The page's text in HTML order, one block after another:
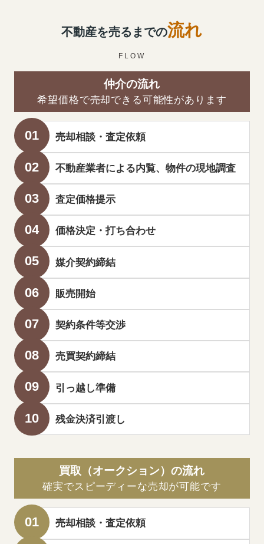
不動産を売るまでの流れ
FLOW
仲介の流れ
希望価格で売却できる可能性があります
売却相談・査定依頼
不動産業者による内覧、物件の現地調査
査定価格提示
価格決定・打ち合わせ
媒介契約締結
販売開始
契約条件等交渉
売買契約締結
引っ越し準備
残金決済引渡し
買取（オークション）の流れ
確実でスピーディーな売却が可能です
売却相談・査定依頼